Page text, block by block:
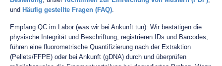
und Häufig gestellte Fragen (FAQ)
Empfang QC im Labor (was wir bei Ankunft tun): Wir bestätigen die
physische Integrität und Beschriftung, registrieren IDs und Barcodes,
führen eine fluorometrische Quantifizierung nach der Extraktion
(Pellets/FFPE) oder bei Ankunft (gDNA) durch und überprüfen